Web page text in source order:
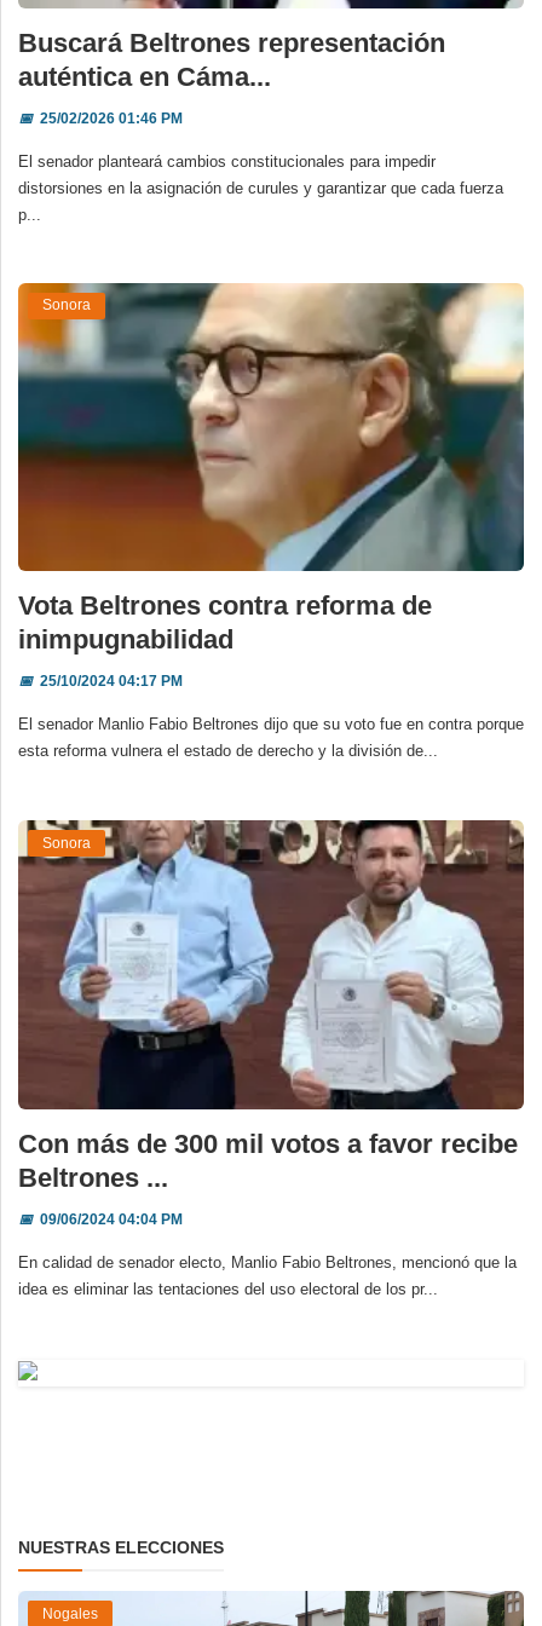
Buscará Beltrones representación
auténtica en Cáma...
📅25/02/2026 01:46 PM
El senador planteará cambios constitucionales para impedir
distorsiones en la asignación de curules y garantizar que cada fuerza
p...
Sonora
Vota Beltrones contra reforma de
inimpugnabilidad
📅25/10/2024 04:17 PM
El senador Manlio Fabio Beltrones dijo que su voto fue en contra porque
esta reforma vulnera el estado de derecho y la división de...
Sonora
Con más de 300 mil votos a favor recibe
Beltrones ...
📅09/06/2024 04:04 PM
En calidad de senador electo, Manlio Fabio Beltrones, mencionó que la
idea es eliminar las tentaciones del uso electoral de los pr...
NUESTRAS ELECCIONES
Nogales